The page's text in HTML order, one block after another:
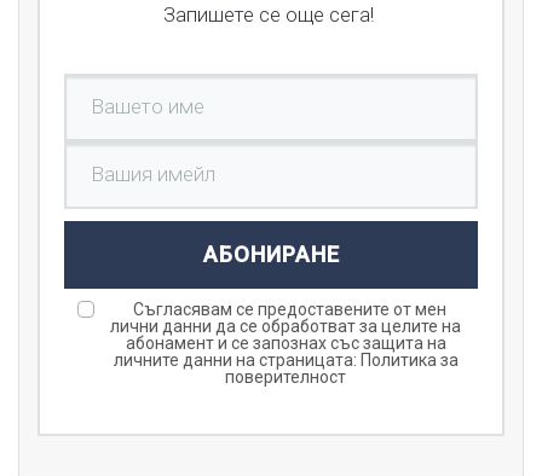
Запишете се още сега!
АБОНИРАНЕ
Съгласявам се предоставените от мен
лични данни да се обработват за целите на
абонамент и се запознах със защита на
личните данни на страницата: Политика за
поверителност